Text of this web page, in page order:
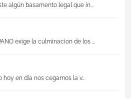
algún basamento legal que in...
exige la culminacion de los ...
hoy en día nos cegamos la v...